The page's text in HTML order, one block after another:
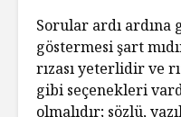
Sorular ardı ardına
göstermesi şart
rızası yeterlidir ve
gibi seçenekleri
olmalıdır; sözlü,